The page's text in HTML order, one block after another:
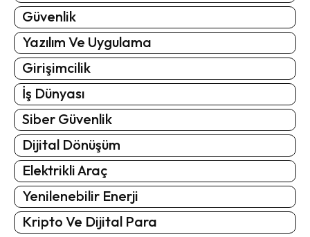
Güvenlik
Yazılım Ve Uygulama
Girişimcilik
İş Dünyası
Siber Güvenlik
Dijital Dönüşüm
Elektrikli Araç
Yenilenebilir Enerji
Kripto Ve Dijital Para